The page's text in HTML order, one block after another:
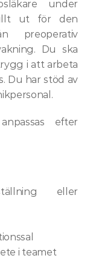
under
ut för den
preoperativ
Du ska
i att arbeta
Du har stöd av
efter
eller
i teamet